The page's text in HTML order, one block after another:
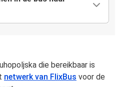
die bereikbaar is
netwerk van FlixBus voor de